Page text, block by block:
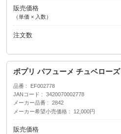
販売価格
（単価 × 入数）
注文数
ポプリ パフューメ チュベローズ
品番
EF002778
JANコード
3420070002778
メーカー品番
2842
メーカー希望小売価格
12,000円
販売価格